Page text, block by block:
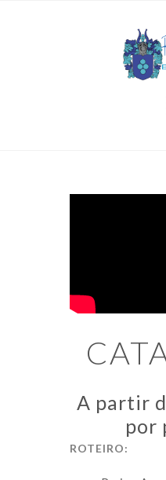
A partir
por
ROTEIRO: